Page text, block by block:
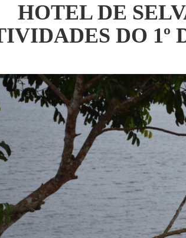
HOTEL DE
DO 1º